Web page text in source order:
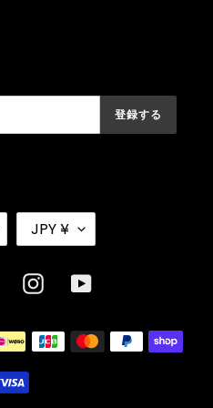
登録する
貨JPY ¥
Twitter InstagramYouTube
決
済
方
法